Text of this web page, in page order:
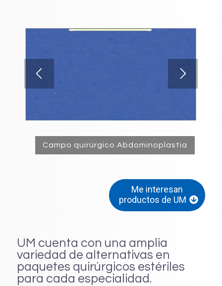
Campo quirúrgico Abdominoplastia
Me interesan
productos de UM
UM cuenta con una amplia
variedad de alternativas en
paquetes quirúrgicos estériles
para cada especialidad.